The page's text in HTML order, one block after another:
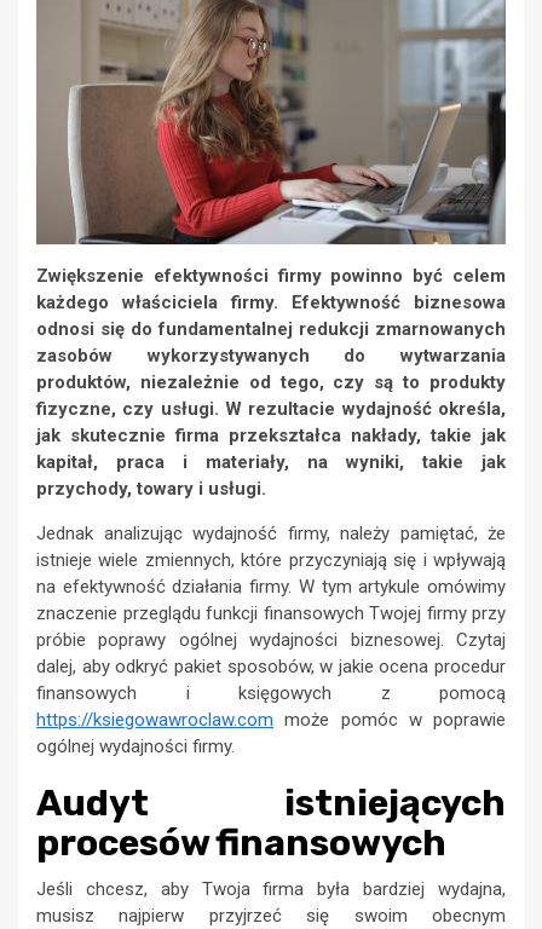
Zwiększenie efektywności firmy powinno być celem
każdego właściciela firmy. Efektywność biznesowa
odnosi się do fundamentalnej redukcji zmarnowanych
zasobów wykorzystywanych do wytwarzania
produktów, niezależnie od tego, czy są to produkty
fizyczne, czy usługi. W rezultacie wydajność określa,
jak skutecznie firma przekształca nakłady, takie jak
kapitał, praca i materiały, na wyniki, takie jak
przychody, towary i usługi.
Jednak analizując wydajność firmy, należy pamiętać, że
istnieje wiele zmiennych, które przyczyniają się i wpływają
na efektywność działania firmy. W tym artykule omówimy
znaczenie przeglądu funkcji finansowych Twojej firmy przy
próbie poprawy ogólnej wydajności biznesowej. Czytaj
dalej, aby odkryć pakiet sposobów, w jakie ocena procedur
finansowych i księgowych z pomocą
https://ksiegowawroclaw.com może pomóc w poprawie
ogólnej wydajności firmy.
Audyt istniejących
procesów finansowych
Jeśli chcesz, aby Twoja firma była bardziej wydajna,
musisz najpierw przyjrzeć się swoim obecnym